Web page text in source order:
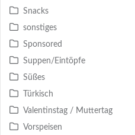
Snacks
sonstiges
Sponsored
Suppen/Eintöpfe
Süßes
Türkisch
Valentinstag / Muttertag
Vorspeisen